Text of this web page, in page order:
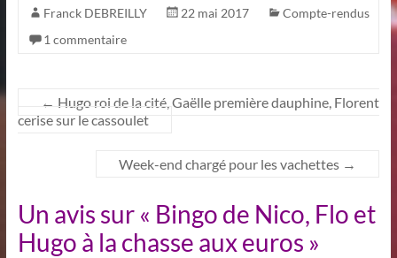
Franck DEBREILLY 22 mai 2017
Compte-rendus
1 commentaire
← Hugo roi de la cité, Gaëlle première dauphine, Florent
cerise sur le cassoulet
Week-end chargé pour les vachettes →
Un avis sur « Bingo de Nico, Flo et
Hugo à la chasse aux euros »